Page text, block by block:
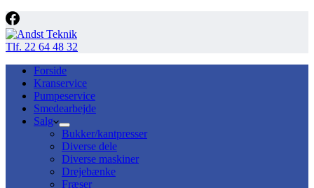
Tlf. 22 64 48 32
Forside
Kranservice
Pumpeservice
Smedearbejde
Salg
Bukker/kantpresser
Diverse dele
Diverse maskiner
Drejebænke
Fræser